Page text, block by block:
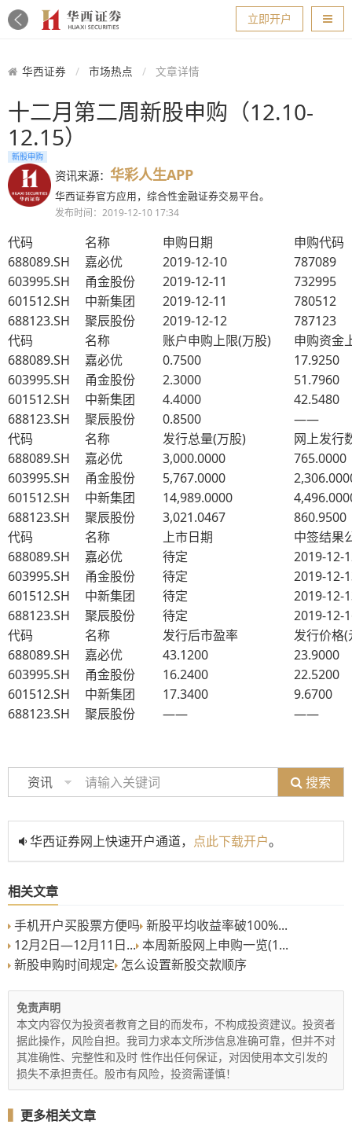
导航
立即开户
华西证券 市场热点 文章详情
十二月第二周新股申购（12.10-
12.15）
新股申购
资讯来源： 华彩人生APP
华西证券官方应用，综合性金融证券交易平台。
发布时间：2019-12-10 17:34
代码 名称 申购日期
申购代码
688089.SH
嘉必优 2019-12-10
787089
603995.SH
甬金股份 2019-12-11
732995
601512.SH
中新集团 2019-12-11
780512
688123.SH
聚辰股份 2019-12-12
787123
代码
名称 账户申购上限(万股)
申购资金
688089.SH
嘉必优 0.7500
17.9250
603995.SH
甬金股份 2.3000
51.7960
601512.SH
中新集团 4.4000
42.5480
688123.SH
聚辰股份 0.8500
——
代码
名称 发行总量(万股)
网上发行
688089.SH
嘉必优 3,000.0000
765.0000
603995.SH
甬金股份 5,767.0000
601512.SH
中新集团 14,989.0000
688123.SH
聚辰股份 3,021.0467
860.9500
代码
名称 上市日期
中签结果
688089.SH
嘉必优 待定
2019-12-
603995.SH
甬金股份 待定
2019-12-
601512.SH
中新集团 待定
2019-12-
688123.SH
聚辰股份 待定
2019-12-
代码
名称 发行后市盈率
发行价格(
688089.SH
嘉必优 43.1200
23.9000
603995.SH
甬金股份 16.2400
22.5200
601512.SH
中新集团 17.3400
9.6700
688123.SH
聚辰股份 —— ——
资讯 搜索
华西证券网上快速开户通道， 点此下载开户。
相关文章
手机开户买股票方便吗 新股平均收益率破100%...
12月2日—12月11日... 本周新股网上申购一览(1...
新股申购时间规定 怎么设置新股交款顺序
免责声明
本文内容仅为投资者教育之目的而发布，不构成投资建议。投资者
据此操作，风险自担。我司力求本文所涉信息准确可靠，但并不对
其准确性、完整性和及时 性作出任何保证，对因使用本文引发的
损失不承担责任。股市有风险，投资需谨慎！
▍ 更多相关文章